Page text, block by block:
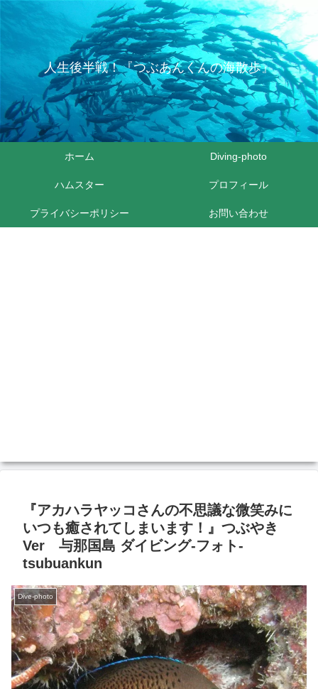
人生後半戦！『つぶあんくんの海散歩』
ホーム Diving-photo
ハムスター プロフィール
プライバシーポリシー お問い合わせ
『アカハラヤッコさんの不思議な微笑みに
いつも癒されてしまいます！』つぶやき
Ver 与那国島 ダイビング‐フォト‐
tsubuankun
Dive-photo